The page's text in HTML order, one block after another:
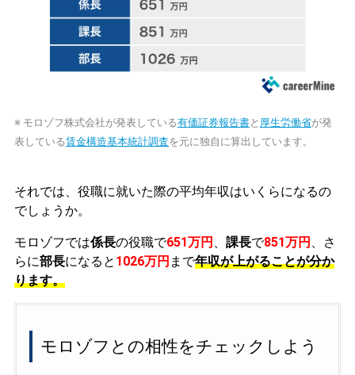
※ モロゾフ株式会社が発表している有価証券報告書と 厚生労働省が発
表している賃金構造基本統計調査を元に独自に算出しています。
それでは、役職に就いた際の平均年収はいくらになるの
でしょうか。
モロゾフでは係長の役職で651万円 課長で851万円
、さ
らに部長になると 1026万円 まで年収が上がることが分か
ります。
モロゾフとの相性をチェックしよう